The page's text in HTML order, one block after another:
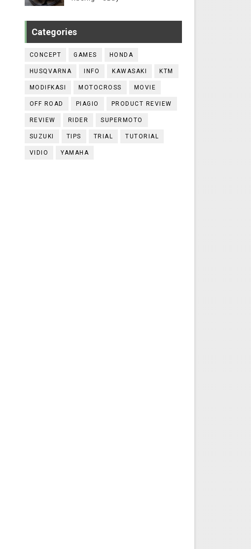
Categories
CONCEPT GAMES HONDA
HUSQVARNA INFO KAWASAKI KTM
MODIFKASI MOTOCROSS MOVIE
OFF ROAD PIAGIO PRODUCT REVIEW
REVIEW RIDER SUPERMOTO
SUZUKI TIPS TRIAL TUTORIAL
VIDIO YAMAHA